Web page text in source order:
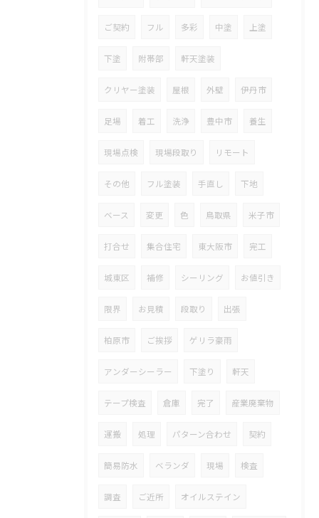
ご契約 フル 多彩 中塗 上塗
下塗 附帯部 軒天塗装
クリヤー塗装 屋根 外壁 伊丹市
足場 着工 洗浄 豊中市 養生
現場点検 現場段取り リモート
その他 フル塗装 手直し 下地
ベース 変更 色 鳥取県 米子市
打合せ 集合住宅 東大阪市 完工
城東区 補修 シーリング お値引き
限界 お見積 段取り 出張
柏原市 ご挨拶 ゲリラ豪雨
アンダーシーラー 下塗り 軒天
テープ検査 倉庫 完了 産業廃棄物
運搬 処理 パターン合わせ 契約
簡易防水 ベランダ 現場 検査
調査 ご近所 オイルステイン